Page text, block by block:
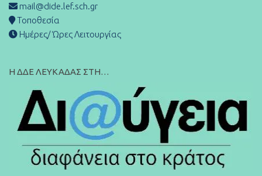
mail@dide.lef.sch.gr
Τοποθεσία
Ημέρες/ Ώρες Λειτουργίας
Η ΔΔΕ ΛΕΥΚΑΔΑΣ ΣΤΗ…